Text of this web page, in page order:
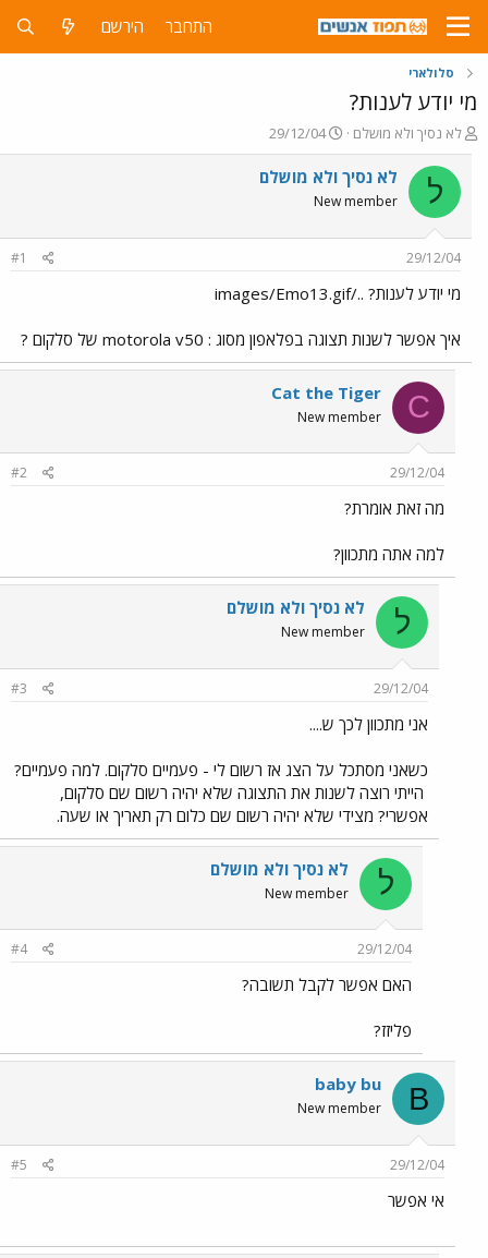
התחבר הירשם
סלולארי
מי יודע לענות?
פ
ו
ת
ח
ה
ש
א
לא נסיך ולא מושלם
פ
ו
ר
ם
ר
29/12/04
ל לא נסיך ולא מושלם
New member
29/12/04
#1
מי יודע לענות? ../images/Emo13.gif
איך אפשר לשנות תצוגה בפלאפון מסוג : motorola v50 של סלקום ?
C
Cat the Tiger
New member
29/12/04
#2
מה זאת אומרת?
למה אתה מתכוון?
ל לא נסיך ולא מושלם
New member
29/12/04
#3
אני מתכוון לכך ש....
כשאני מסתכל על הצג אז רשום לי - פעמיים סלקום. למה פעמיים?
הייתי רוצה לשנות את התצוגה שלא יהיה רשום שם סלקום,
אפשרי? מצידי שלא יהיה רשום שם כלום רק תאריך או שעה.
ל לא נסיך ולא מושלם
New member
29/12/04
#4
האם אפשר לקבל תשובה?
פליזז?
B
baby bu
New member
29/12/04
#5
אי אפשר